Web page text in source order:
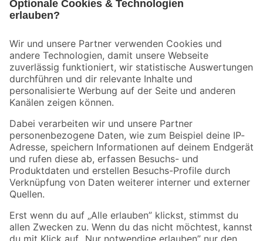
Der toom Newsletter: Keine Angebote und Aktionen mehr verpassen!
Zur Newsletter Anmeldung
Folge uns
Zahlungsarten Versandarten
Sicher einkaufen